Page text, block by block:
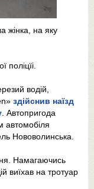
жінка, на яку
водій,
здійснив наїзд
. Автопригода
автомобіля
Нововолинська.
Намагаючись
виїхав на тротуар